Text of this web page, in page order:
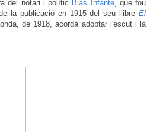
del notari i polític Blas Infante, que fou
la publicació en 1915 del seu llibre El
de 1918, acordà adoptar l'escut i la